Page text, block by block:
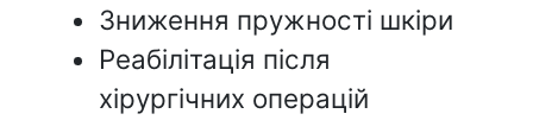
Зниження пружності шкіри
Реабілітація після
хірургічних операцій